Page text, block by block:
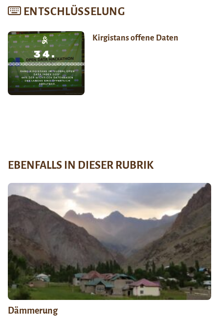
ENTSCHLÜSSELUNG
Kirgistans offene Daten
EBENFALLS IN DIESER RUBRIK
Dämmerung